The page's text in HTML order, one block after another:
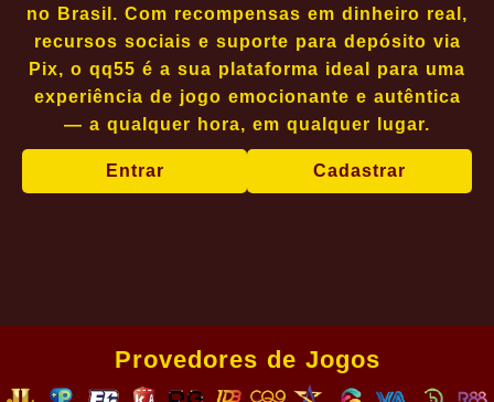
no Brasil. Com recompensas em dinheiro real,
recursos sociais e suporte para depósito via
Pix, o qq55 é a sua plataforma ideal para uma
experiência de jogo emocionante e autêntica
— a qualquer hora, em qualquer lugar.
Entrar Cadastrar
Provedores de Jogos